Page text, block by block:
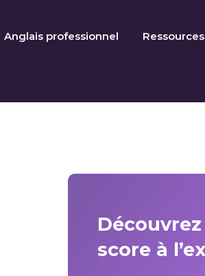
Anglais professionnel Ressources
score à